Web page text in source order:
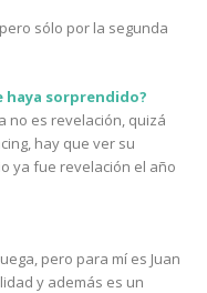
sólo por la segunda
haya sorprendido?
no es revelación, quizá
hay que ver su
ya fue revelación el año
pero para mí es Juan
y además es un